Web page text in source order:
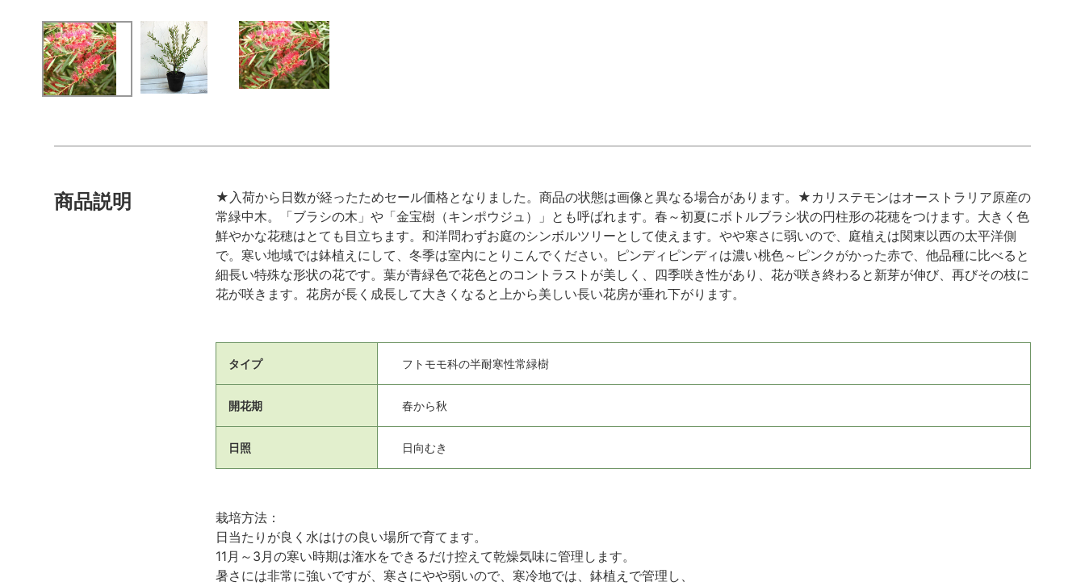
商品説明
★入荷から日数が経ったためセール価格となりました。商品の状態は画像と異なる場合があります。★カリステモンはオーストラリア原産の
常緑中木。「ブラシの木」や「金宝樹（キンポウジュ）」とも呼ばれます。春～初夏にボトルブラシ状の円柱形の花穂をつけます。大きく色
鮮やかな花穂はとても目立ちます。和洋問わずお庭のシンボルツリーとして使えます。やや寒さに弱いので、庭植えは関東以西の太平洋側
で。寒い地域では鉢植えにして、冬季は室内にとりこんでください。ピンディピンディは濃い桃色～ピンクがかった赤で、他品種に比べると
細長い特殊な形状の花です。葉が青緑色で花色とのコントラストが美しく、四季咲き性があり、花が咲き終わると新芽が伸び、再びその枝に
花が咲きます。花房が長く成長して大きくなると上から美しい長い花房が垂れ下がります。
タイプ フトモモ科の半耐寒性常緑樹
開花期 春から秋
日照 日向むき
栽培方法：
日当たりが良く水はけの良い場所で育てます。
11月～3月の寒い時期は潅水をできるだけ控えて乾燥気味に管理します。
暑さには非常に強いですが、寒さにやや弱いので、寒冷地では、鉢植えで管理し、